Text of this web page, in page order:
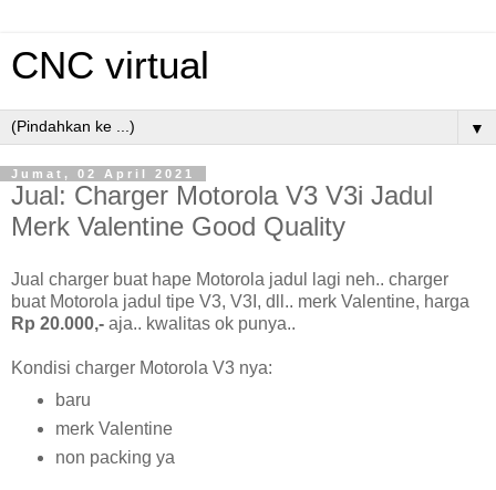
CNC virtual
▼
Jumat, 02 April 2021
Jual: Charger Motorola V3 V3i Jadul
Merk Valentine Good Quality
Jual charger buat hape Motorola jadul lagi neh.. charger
buat Motorola jadul tipe V3, V3I, dll.. merk Valentine, harga
Rp 20.000,- aja.. kwalitas ok punya..
Kondisi charger Motorola V3 nya:
baru
merk Valentine
non packing ya